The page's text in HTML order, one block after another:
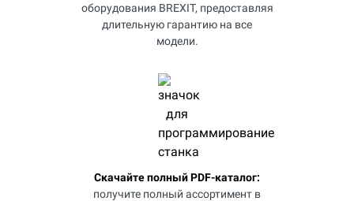
оборудования BREXIT, предоставляя
длительную гарантию на все
модели.
Скачайте полный PDF-каталог:
получите полный ассортимент в